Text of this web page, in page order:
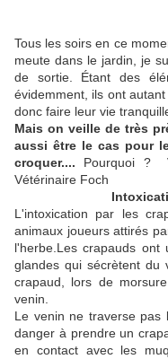
Tous les soirs en ce
meute dans le jardin, je
de sortie. Étant des
évidemment, ils ont
donc faire leur vie
Mais on veille de très
aussi être le cas pour
croquer.... Pourquoi ?
Vétérinaire Foch
L'intoxication par les
animaux joueurs attirés
l'herbe.Les crapauds
glandes qui sécrètent du
crapaud, lors de
venin.
Le venin ne traverse pas
danger à prendre un
en contact avec les